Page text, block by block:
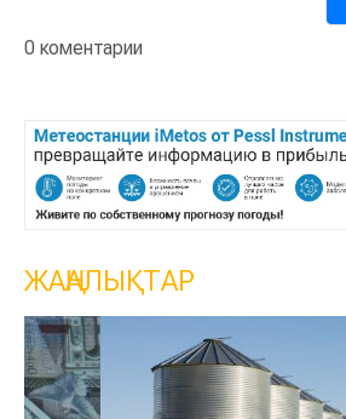
0 коментарии
ЖАҢАЛЫҚТАР